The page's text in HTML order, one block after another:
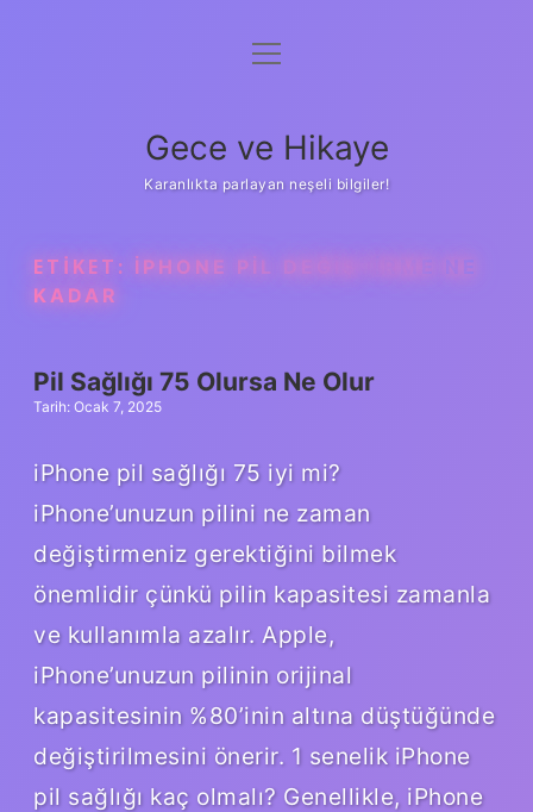
Anasayfa
Yasal Uyarı
menüyü
Gece ve Hikaye
Karanlıkta parlayan neşeli bilgiler!
ETIKET: IPHONE PIL DEĞIŞTIRME NE
KADAR
Pil Sağlığı 75 Olursa Ne Olur
Tarih: Ocak 7, 2025
iPhone pil sağlığı 75 iyi mi?
iPhone’unuzun pilini ne zaman
değiştirmeniz gerektiğini bilmek
önemlidir çünkü pilin kapasitesi zamanla
ve kullanımla azalır. Apple,
iPhone’unuzun pilinin orijinal
kapasitesinin %80’inin altına düştüğünde
değiştirilmesini önerir. 1 senelik iPhone
pil sağlığı kaç olmalı? Genellikle, iPhone